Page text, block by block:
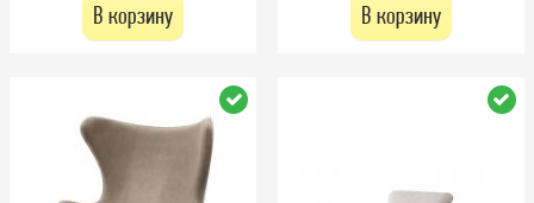
В корзину В корзину